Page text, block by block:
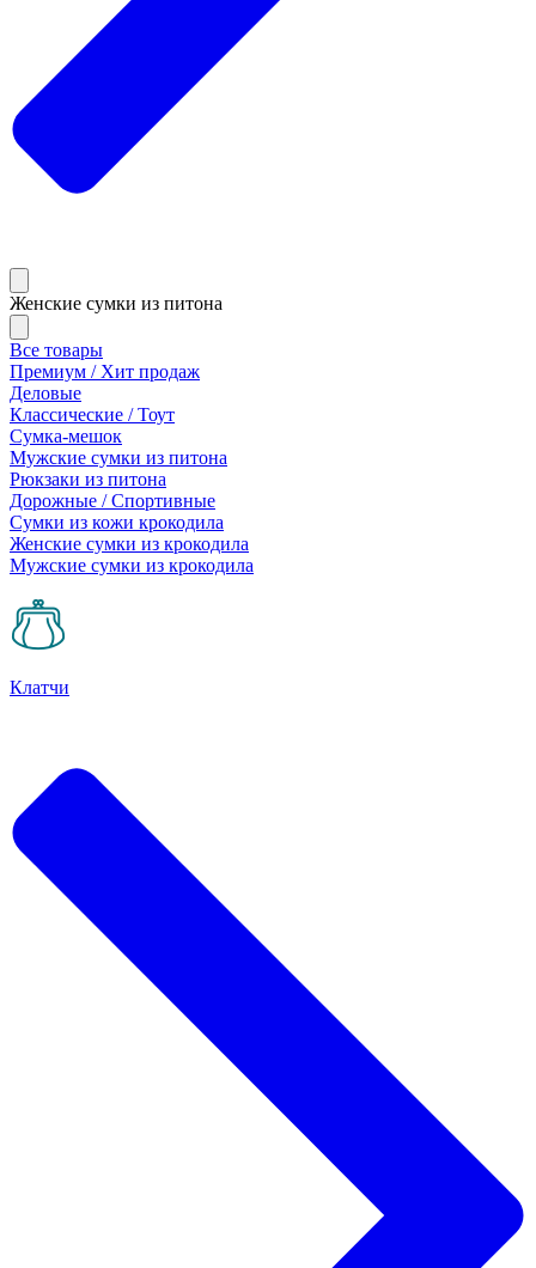
Женские сумки из питона
Все товары
Премиум / Хит продаж
Деловые
Классические / Тоут
Сумка-мешок
Мужские сумки из питона
Рюкзаки из питона
Дорожные / Спортивные
Сумки из кожи крокодила
Женские сумки из крокодила
Мужские сумки из крокодила
Клатчи